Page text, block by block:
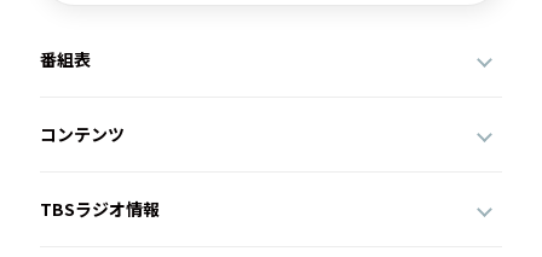
番組表
コンテンツ
TBSラジオ情報